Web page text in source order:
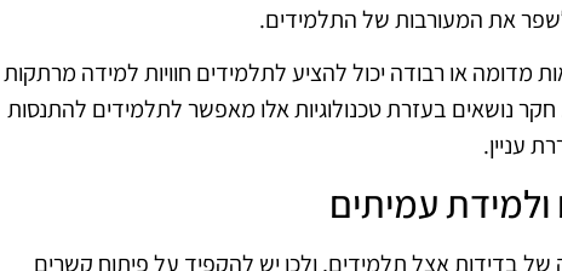
את המעורבות של התלמידים.
מדומה או רבודה יכול להציע לתלמידים חוויות למידה מרתקות
נושאים בעזרת טכנולוגיות אלו מאפשר לתלמידים להתנסות
עניין.
עמיתים
בדידות אצל תלמידים, ולכן יש להקפיד על פיתוח קשרים